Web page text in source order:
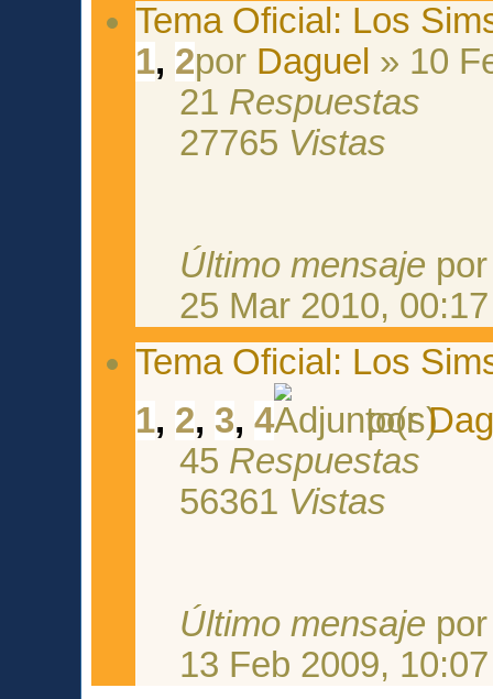
Tema Oficial: Los
1, 2por Daguel » 10
21 Respuestas
27765 Vistas
Último mensaje
25 Mar 2010, 00:17
Tema Oficial: Los
1, 2, 3,4 por
45 Respuestas
56361 Vistas
Último mensaje
13 Feb 2009, 10:07